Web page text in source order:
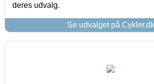
deres udvalg.
Se udvalget på Cykler.dk